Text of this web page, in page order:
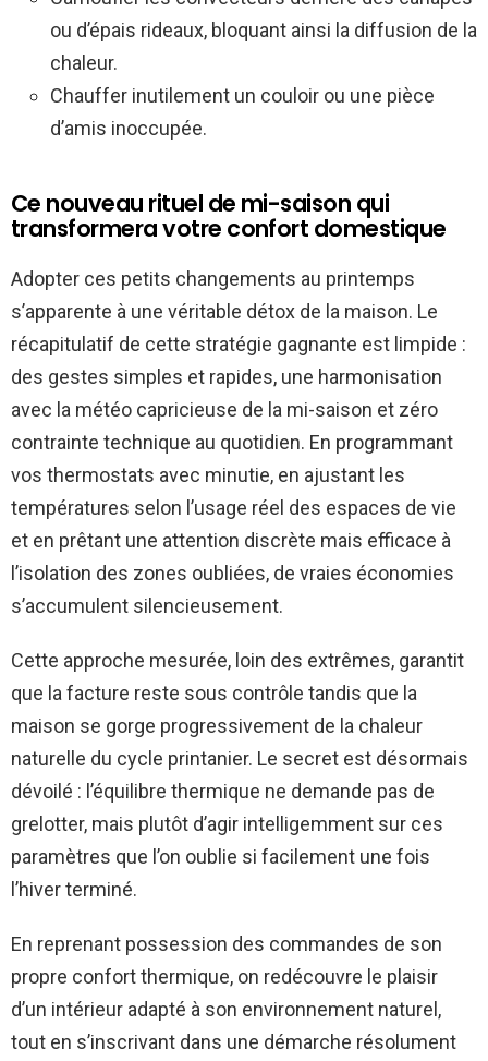
ou d’épais rideaux, bloquant ainsi la diffusion de la
chaleur.
Chauffer inutilement un couloir ou une pièce
d’amis inoccupée.
Ce nouveau rituel de mi-saison qui
transformera votre confort domestique
Adopter ces petits changements au printemps
s’apparente à une véritable détox de la maison. Le
récapitulatif de cette stratégie gagnante est limpide :
des gestes simples et rapides, une harmonisation
avec la météo capricieuse de la mi-saison et zéro
contrainte technique au quotidien. En programmant
vos thermostats avec minutie, en ajustant les
températures selon l’usage réel des espaces de vie
et en prêtant une attention discrète mais efficace à
l’isolation des zones oubliées, de vraies économies
s’accumulent silencieusement.
Cette approche mesurée, loin des extrêmes, garantit
que la facture reste sous contrôle tandis que la
maison se gorge progressivement de la chaleur
naturelle du cycle printanier. Le secret est désormais
dévoilé : l’équilibre thermique ne demande pas de
grelotter, mais plutôt d’agir intelligemment sur ces
paramètres que l’on oublie si facilement une fois
l’hiver terminé.
En reprenant possession des commandes de son
propre confort thermique, on redécouvre le plaisir
d’un intérieur adapté à son environnement naturel,
tout en s’inscrivant dans une démarche résolument